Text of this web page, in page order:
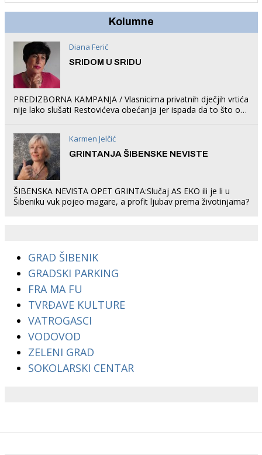
Kolumne
Diana Ferić
SRIDOM U SRIDU
PREDIZBORNA KAMPANJA / Vlasnicima privatnih dječjih vrtića
nije lako slušati Restovićeva obećanja jer ispada da to što oni
Karmen Jelčić
GRINTANJA ŠIBENSKE NEVISTE
ŠIBENSKA NEVISTA OPET GRINTA:Slučaj AS EKO ili je li u
Šibeniku vuk pojeo magare, a profit ljubav prema životinjama?
GRAD ŠIBENIK
GRADSKI PARKING
FRA MA FU
TVRĐAVE KULTURE
VATROGASCI
VODOVOD
ZELENI GRAD
SOKOLARSKI CENTAR